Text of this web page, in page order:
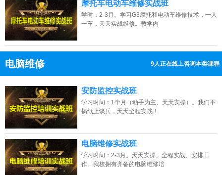
摩托车电动车维修实战班
学时：2-3月。学习G3摩托和电动车维修技术，一人
一车，天天实战维修。教学内
电脑维修 9人正在线上咨询本类课程
点击免费咨询电话：13807313137
安防监控实战班
学习时间：1个月（动手为主、天天实操）。我们不
搞纸上谈兵，天天全程实战！
电脑维修实战班
学习时间：2-3月。天天实操、全程实战、安排工
作。我校拥有齐备的电脑维修培